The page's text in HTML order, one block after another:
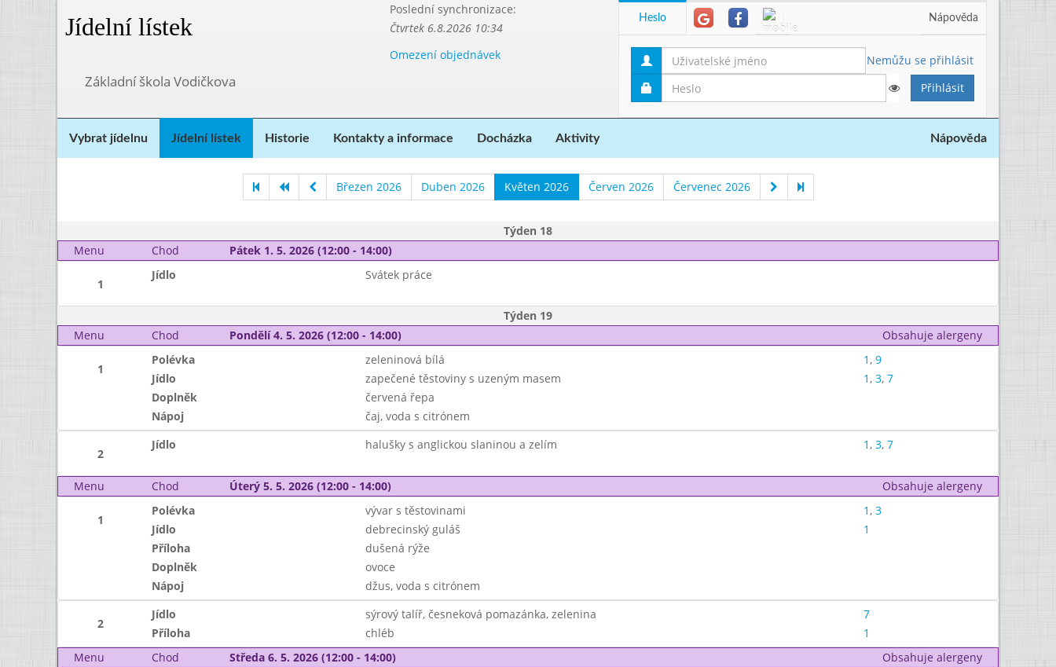
Jídelní lístek
Poslední synchronizace:
Čtvrtek 6.8.2026 10:34
Omezení objednávek
Základní škola Vodičkova
Heslo Nápověda
Nemůžu se přihlásit
Vybrat jídelnu Jídelní lístek Historie Kontakty a informace Docházka Aktivity Nápověda
Březen 2026 Duben 2026 Květen 2026 Červen 2026 Červenec 2026
Týden 18
Menu
Chod Pátek 1. 5. 2026 (12:00 - 14:00)
1
Jídlo Svátek práce
Týden 19
Menu
Chod Pondělí 4. 5. 2026 (12:00 - 14:00) Obsahuje alergeny
1
Polévka zeleninová bílá 1, 9
Jídlo
zapečené těstoviny s uzeným masem 1, 3, 7
Doplněk
červená řepa
Nápoj
čaj, voda s citrónem
2
Jídlo halušky s anglickou slaninou a zelím 1, 3, 7
Menu Chod Úterý 5. 5. 2026 (12:00 - 14:00) Obsahuje alergeny
1
Polévka vývar s těstovinami 1, 3
Jídlo
debrecinský guláš
1
Příloha
dušená rýže
Doplněk
ovoce
Nápoj
džus, voda s citrónem
2
Jídlo sýrový talíř, česneková pomazánka, zelenina
7
Příloha
chléb
1
Menu
Chod Středa 6. 5. 2026 (12:00 - 14:00) Obsahuje alergeny